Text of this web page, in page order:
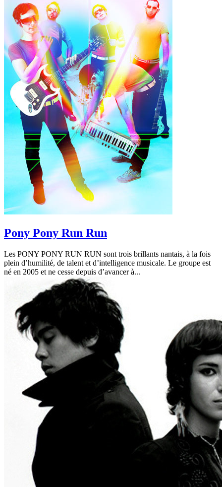
Pony Pony Run Run
Les PONY PONY RUN RUN sont trois brillants nantais, à la fois
plein d’humilité, de talent et d’intelligence musicale. Le groupe est
né en 2005 et ne cesse depuis d’avancer à...